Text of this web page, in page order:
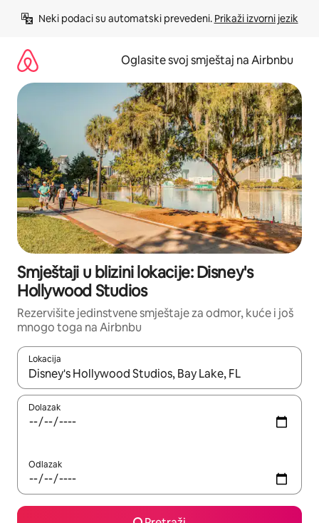
Neki podaci su automatski prevedeni. Prikaži izvorni jezik
Oglasite svoj smještaj na Airbnbu
Smještaji u blizini lokacije: Disney's
Hollywood Studios
Rezervišite jedinstvene smještaje za odmor, kuće i još
mnogo toga na Airbnbu
Lokacija
Kad rezultati budu dostupni, krećite se gore i dolje pomoću
Dolazak
Odlazak